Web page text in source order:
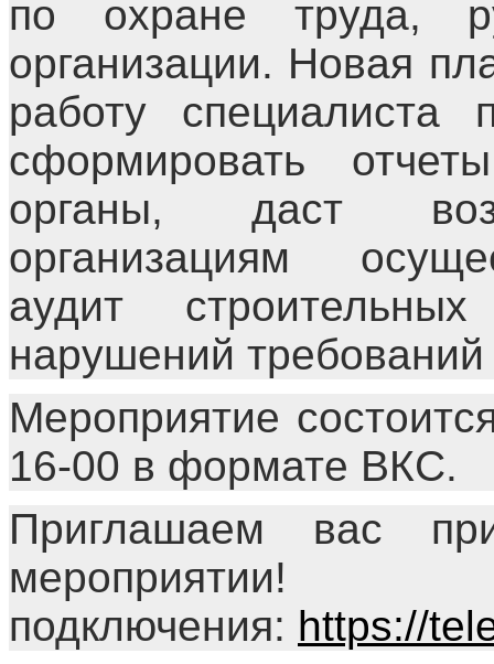
по охране труда,
организации. Новая
работу
сформировать
органы, даст
организациям
аудит
нарушений
Мероприятие
16-00 в формате ВКС.
Приглашаем вас
подключения: https://